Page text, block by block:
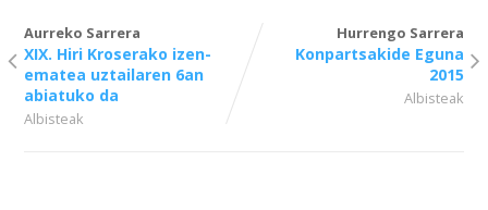
Aurreko Sarrera
XIX. Hiri Kroserako izen-
ematea uztailaren 6an
abiatuko da
Albisteak
Hurrengo Sarrera
Konpartsakide Eguna
2015
Albisteak